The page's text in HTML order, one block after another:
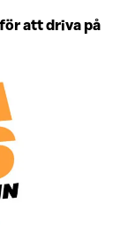
att driva på